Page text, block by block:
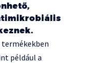
termékekben
például a